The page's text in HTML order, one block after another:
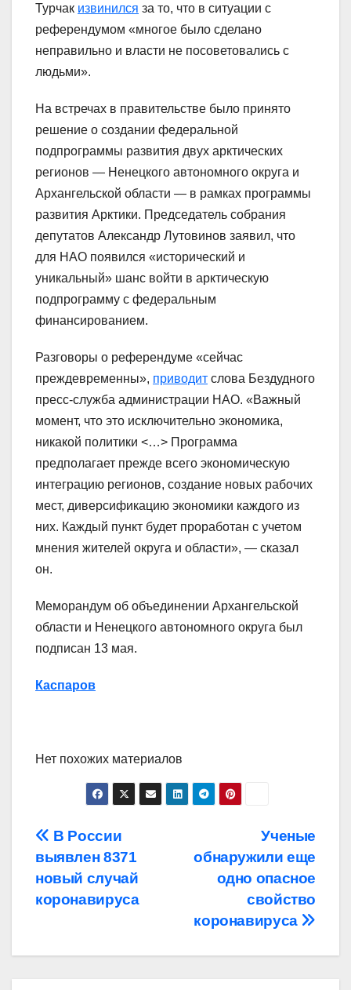
Турчак извинился за то, что в ситуации с
референдумом «многое было сделано
неправильно и власти не посоветовались с
людьми».
На встречах в правительстве было принято
решение о создании федеральной
подпрограммы развития двух арктических
регионов — Ненецкого автономного округа и
Архангельской области — в рамках программы
развития Арктики. Председатель собрания
депутатов Александр Лутовинов заявил, что
для НАО появился «исторический и
уникальный» шанс войти в арктическую
подпрограмму с федеральным
финансированием.
Разговоры о референдуме «сейчас
преждевременны», приводит слова Бездудного
пресс-служба администрации НАО. «Важный
момент, что это исключительно экономика,
никакой политики <…> Программа
предполагает прежде всего экономическую
интеграцию регионов, создание новых рабочих
мест, диверсификацию экономики каждого из
них. Каждый пункт будет проработан с учетом
мнения жителей округа и области», — сказал
он.
Меморандум об объединении Архангельской
области и Ненецкого автономного округа был
подписан 13 мая.
Каспаров
Нет похожих материалов
Навигация
по
записям
Ученые
обнаружили еще
одно опасное
свойство
коронавируса
В России
выявлен 8371
новый случай
коронавируса